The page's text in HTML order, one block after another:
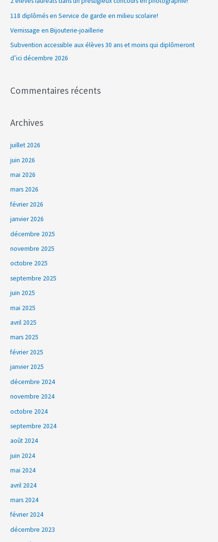
h
e
r
118 diplômés en Service de garde en milieu scolaire!
Vernissage en Bijouterie-joaillerie
Subvention accessible aux élèves 30 ans et moins qui diplômeront
d’ici décembre 2026
Commentaires récents
Archives
juillet 2026
juin 2026
mai 2026
mars 2026
février 2026
janvier 2026
décembre 2025
novembre 2025
octobre 2025
septembre 2025
juin 2025
mai 2025
avril 2025
mars 2025
février 2025
janvier 2025
décembre 2024
novembre 2024
octobre 2024
septembre 2024
août 2024
juin 2024
mai 2024
avril 2024
mars 2024
février 2024
décembre 2023